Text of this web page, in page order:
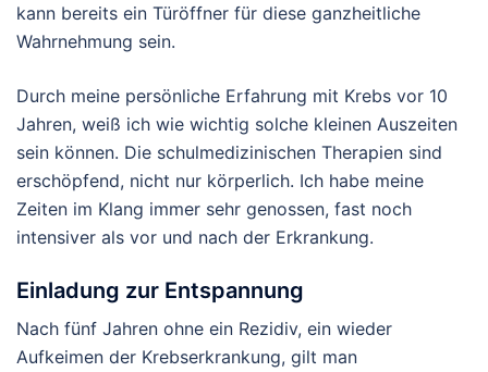
kann bereits ein Türöffner für diese ganzheitliche
Wahrnehmung sein.
Durch meine persönliche Erfahrung mit Krebs vor 10
Jahren, weiß ich wie wichtig solche kleinen Auszeiten
sein können. Die schulmedizinischen Therapien sind
erschöpfend, nicht nur körperlich. Ich habe meine
Zeiten im Klang immer sehr genossen, fast noch
intensiver als vor und nach der Erkrankung.
Einladung zur Entspannung
Nach fünf Jahren ohne ein Rezidiv, ein wieder
Aufkeimen der Krebserkrankung, gilt man